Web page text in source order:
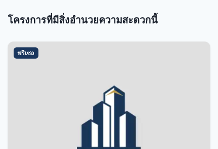
โครงการที่มีสิ่งอำนวยความสะดวกนี้
พรีเซล